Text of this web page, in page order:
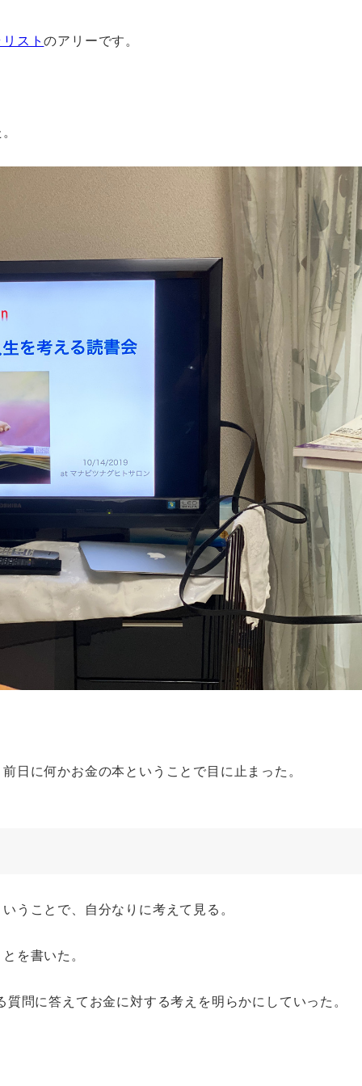
ストのアリーです。
日に何かお金の本ということで目に止まった。
うことで、自分なりに考えて見る。
を書いた。
問に答えてお金に対する考えを明らかにしていった。